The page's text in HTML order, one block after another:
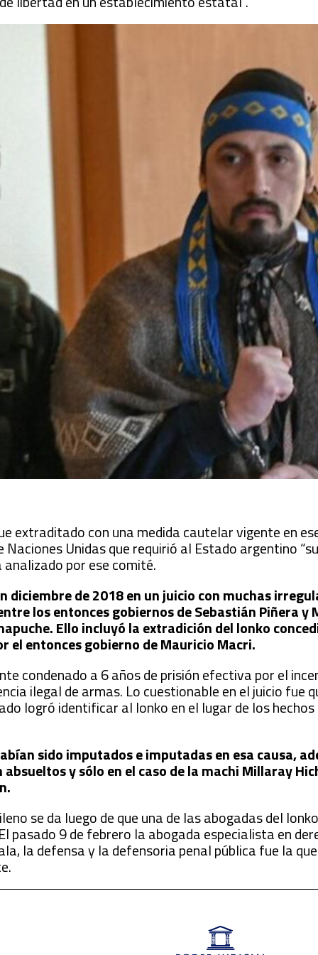
extraditado con una medida cautelar vigente en
Unidas que requirió al Estado argentino
por ese comité.
diciembre de 2018 en un juicio con muchas
los entonces gobiernos de Sebastián Piñera y
Ello incluyó la extradición del lonko
entonces gobierno de Mauricio Macri.
condenado a 6 años de prisión efectiva por el
ilegal de armas. Lo cuestionable en el juicio fue
logró identificar al lonko en el lugar de los
sido imputados e imputadas en esa causa,
y sólo en el caso de la machi Millaray
se da luego de que una de las abogadas del
pasado 9 de febrero la abogada especialista en
la defensa y la defensoria penal pública fue la